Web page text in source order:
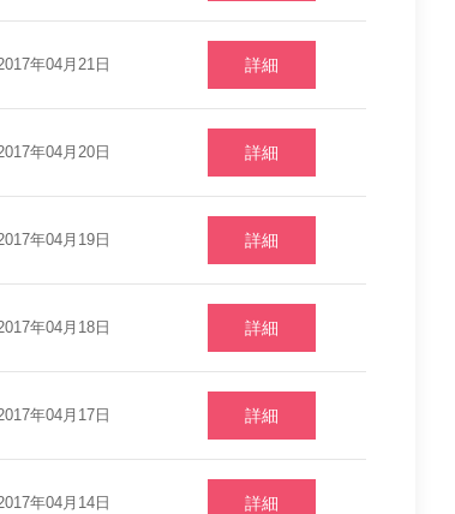
年04月21日 詳細
年04月20日 詳細
年04月19日 詳細
年04月18日 詳細
年04月17日 詳細
年04月14日 詳細